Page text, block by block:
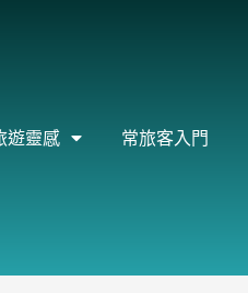
遊靈感 常旅客入門